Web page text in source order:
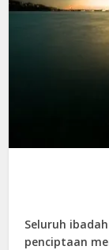
Seluruh
penciptaan